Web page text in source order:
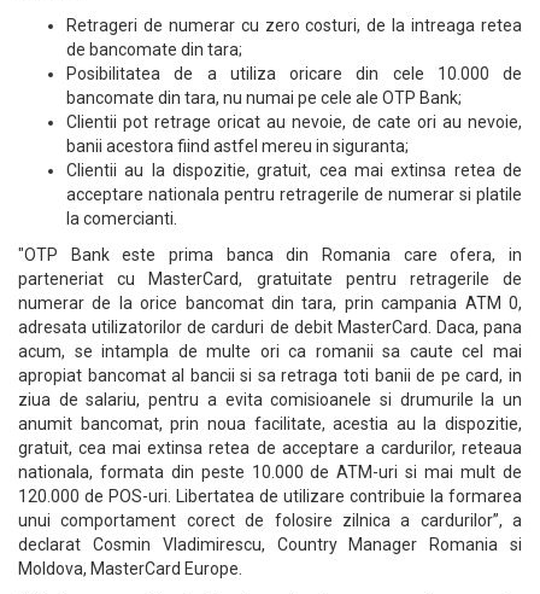
Retrageri de numerar cu zero costuri, de la intreaga retea
de bancomate din tara;
Posibilitatea de a utiliza oricare din cele 10.000 de
bancomate din tara, nu numai pe cele ale OTP Bank;
Clientii pot retrage oricat au nevoie, de cate ori au nevoie,
banii acestora fiind astfel mereu in siguranta;
Clientii au la dispozitie, gratuit, cea mai extinsa retea de
acceptare nationala pentru retragerile de numerar si platile
la comercianti.
"OTP Bank este prima banca din Romania care ofera, in
parteneriat cu MasterCard, gratuitate pentru retragerile de
numerar de la orice bancomat din tara, prin campania ATM 0,
adresata utilizatorilor de carduri de debit MasterCard. Daca, pana
acum, se intampla de multe ori ca romanii sa caute cel mai
apropiat bancomat al bancii si sa retraga toti banii de pe card, in
ziua de salariu, pentru a evita comisioanele si drumurile la un
anumit bancomat, prin noua facilitate, acestia au la dispozitie,
gratuit, cea mai extinsa retea de acceptare a cardurilor, reteaua
nationala, formata din peste 10.000 de ATM-uri si mai mult de
120.000 de POS-uri. Libertatea de utilizare contribuie la formarea
unui comportament corect de folosire zilnica a cardurilor”, a
declarat Cosmin Vladimirescu, Country Manager Romania si
Moldova, MasterCard Europe.